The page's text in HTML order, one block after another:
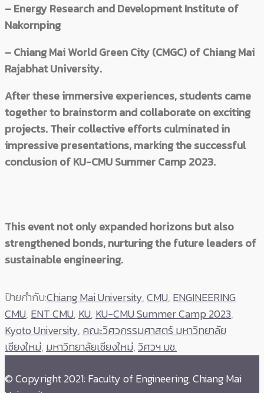
– Energy Research and Development Institute of
Nakornping
– Chiang Mai World Green City (CMGC) of Chiang Mai
Rajabhat University.
After these immersive experiences, students came
together to brainstorm and collaborate on exciting
projects. Their collective efforts culminated in
impressive presentations, marking the successful
conclusion of KU-CMU Summer Camp 2023.
This event not only expanded horizons but also
strengthened bonds, nurturing the future leaders of
sustainable engineering.
ป้ายกำกับ:Chiang Mai University,CMU, ENGINEERING
CMU, ENT CMU, KU, KU-CMU Summer Camp 2023,
Kyoto University, คณะวิศวกรรมศาสตร์ มหาวิทยาลัย
เชียงใหม่, มหาวิทยาลัยเชียงใหม่,วิศวฯ มช.
© Copyright 2021: Faculty of Engineering, Chiang Mai